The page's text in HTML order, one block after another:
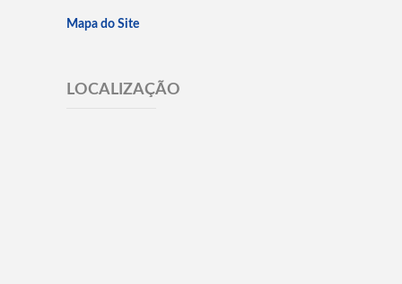
Mapa do Site
LOCALIZAÇÃO